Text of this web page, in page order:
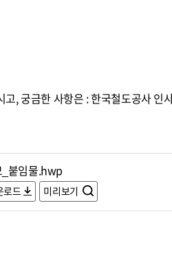
, 궁금한 사항은 : 한국철도공사
_붙임물.hwp
로드 미리보기